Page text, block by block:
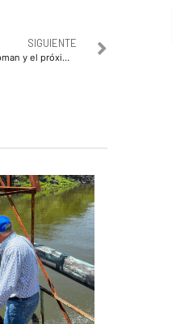
SIGUIENTE
Alcalde electo de Ahome, Billy Chapman y el próximo Director de Seguridad Pública, JuanFierro asisten al Foro Escucha por la Pacificación y Reconciliación Nacional